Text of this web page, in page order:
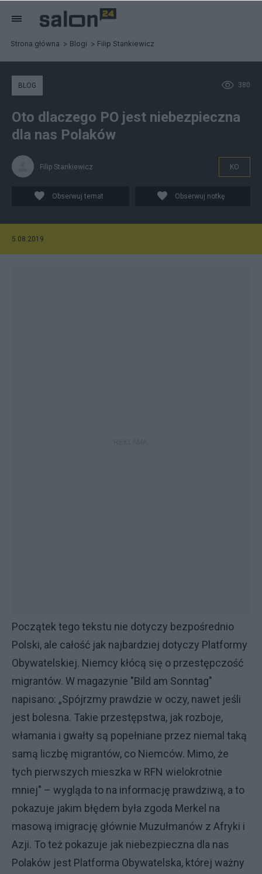
Strona główna Blogi Filip Stankiewicz
380
BLOG
Oto dlaczego PO jest niebezpieczna
dla nas Polaków
Filip Stankiewicz KO
Obserwuj temat Obserwuj notkę
5.08.2019
Początek tego tekstu nie dotyczy bezpośrednio
Polski, ale całość jak najbardziej dotyczy Platformy
Obywatelskiej. Niemcy kłócą się o przestępczość
migrantów. W magazynie "Bild am Sonntag"
napisano: „Spójrzmy prawdzie w oczy, nawet jeśli
jest bolesna. Takie przestępstwa, jak rozboje,
włamania i gwałty są popełniane przez niemal taką
samą liczbę migrantów, co Niemców. Mimo, że
tych pierwszych mieszka w RFN wielokrotnie
mniej" – wygląda to na informację prawdziwą, a to
pokazuje jakim błędem była zgoda Merkel na
masową imigrację głównie Muzułmanów z Afryki i
Azji. To też pokazuje jak niebezpieczna dla nas
Polaków jest Platforma Obywatelska, której ważny